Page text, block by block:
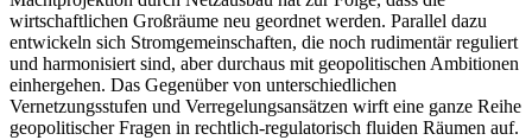
wirtschaftlichen Großräume neu ge­ordnet werden. Parallel dazu
entwickeln sich Strom­gemeinschaften, die noch rudimentär reguliert
und harmonisiert sind, aber durchaus mit geopolitischen Ambitionen
einhergehen. Das Gegenüber von unter­schiedlichen
Vernetzungsstufen und Verregelungs­ansätzen wirft eine ganze Reihe
geopolitischer Fragen in rechtlich-regulatorisch fluiden Räumen auf.